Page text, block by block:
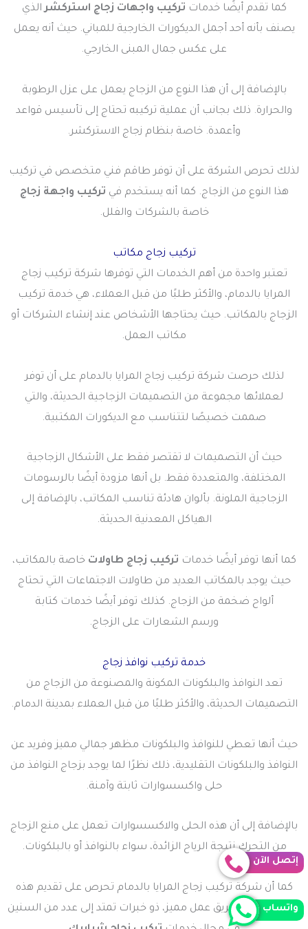
كما تقدم أيضًا خدمات تركيب واجهات زجاج استركشرالذي
يصنف بأنه أحد أجمل الديكورات الخارجية للمباني. حيث أنه يعمل
على عكس جمال المبنى الخارجي.
بالإضافة إلى أن هذا النوع من الزجاج يعمل على عزل الرطوبة
والحرارة. ذلك بجانب أن عملية تركيبه تحتاج إلى تأسيس قواعد
وأعمدة. خاصة بنظام زجاج الاستركشر.
لذلك تحرص الشركة على أن توفر طاقم فني متخصص في تركيب
هذا النوع من الزجاج. كما أنه يستخدم في تركيب واجهة زجاج
خاصة بالشركات والفلل.
تركيب زجاج مكاتب
تعتبر واحدة من أهم الخدمات التي توفرها شركة تركيب زجاج
المرايا بالدمام، والأكثر طلبًا من قبل العملاء، هي خدمة تركيب
الزجاج بالمكاتب. حيث يحتاجها الأشخاص عند إنشاء الشركات أو
مكاتب العمل.
لذلك حرصت شركة تركيب زجاج المرايا بالدمام على أن توفر
لعملائها مجموعة من التصميمات الزجاجية الحديثة، والتي
صممت خصيصًا لتتناسب مع الديكورات المكتبية.
حيث أن التصميمات لا تقتصر فقط على الأشكال الزجاجية
المختلفة، والمتعددة فقط. بل أنها مزودة أيضًا بالرسومات
الزجاجية الملونة. بألوان هادئة تناسب المكاتب، بالإضافة إلى
الهياكل المعدنية الحديثة.
كما أنها توفر أيضًا خدمات تركيب زجاج طاولات خاصة بالمكاتب،
حيث يوجد بالمكاتب العديد من طاولات الاجتماعات التي تحتاج
ألواح ضخمة من الزجاج. كذلك توفر أيضًا خدمات كتابة
ورسم الشعارات على الزجاج.
خدمة تركيب نوافذ زجاج
تعد النوافذ والبلكونات المكونة والمصنوعة من الزجاج من
التصميمات الحديثة، والأكثر طلبًا من قبل العملاء بمدينة الدمام.
حيث أنها تعطي للنوافذ والبلكونات مظهر جمالي مميز وفريد عن
النوافذ والبلكونات التقليدية، ذلك نظرًا لما يوجد بزجاج النوافذ من
حلى واكسسوارات ثابتة وآمنة.
بالإضافة إلى أن هذه الحلى والاكسسوارات تعمل على منع الزجاج
من التحرك نتيجة الرياح الزائدة، سواء بالنوافذ أو بالبلكونات.
كما أن شركة تركيب زجاج المرايا بالدمام تحرص على تقديم هذه
الخدمة على يد فريق عمل مميز، ذو خبرات تمتد إلى عدد من السنين
إتصل الآن
واتساب